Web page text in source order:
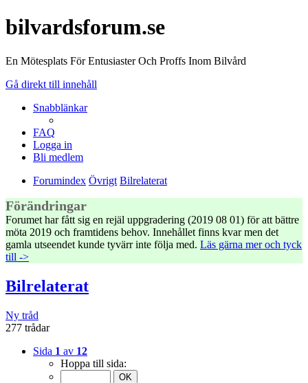
bilvardsforum.se
En Mötesplats För Entusiaster Och Proffs Inom Bilvård
Gå direkt till innehåll
Snabblänkar
FAQ
Logga in
Bli medlem
Forumindex Övrigt Bilrelaterat
Förändringar
Forumet har fått sig en rejäl uppgradering (2019 08 01) för att bättre
möta 2019 och framtidens behov. Innehållet finns kvar men det
gamla utseendet kunde tyvärr inte följa med. Läs gärna mer och tyck
till ->
Bilrelaterat
Ny tråd
277 trådar
Sida 1 av 12
Hoppa till sida: